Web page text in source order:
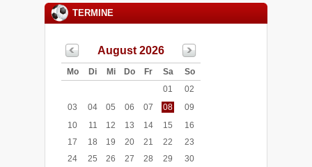
TERMINE
August 2026
Mo Di Mi Do Fr Sa
So
01
02
03
04 05 06 07 08
09
10
11 12 13 14 15
16
17
18 19 20 21 22
23
24
25 26 27 28 29
30